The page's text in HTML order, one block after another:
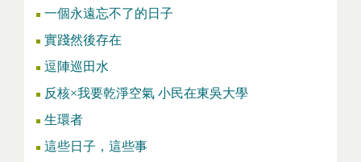
一個永遠忘不了的日子
實踐然後存在
逗陣巡田水
反核×我要乾淨空氣 小民在東吳大學
生環者
這些日子，這些事